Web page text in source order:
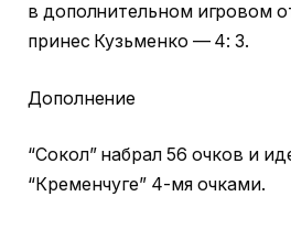
в дополнительном игровом
принес Кузьменко — 4: 3.
Дополнение
“Сокол” набрал 56 очков и
“Кременчуге” 4-мя очками.